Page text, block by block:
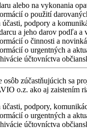
alebo na vykonania
o použití
účasti, podpory a
a jeho darov podľa a
o činnosti a
o urgentných a
účtovníctva
osôb zúčastňujúcich sa
o.z. ako aj zaistením
účasti, podpory,
o urgentných a
účtovníctva